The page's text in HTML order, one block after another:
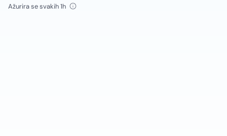
Ažurira se svakih 1h